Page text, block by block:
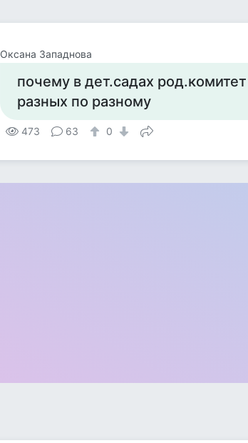
Оксана Западнова
почему в дет.садах
разных по разному
473 63 0